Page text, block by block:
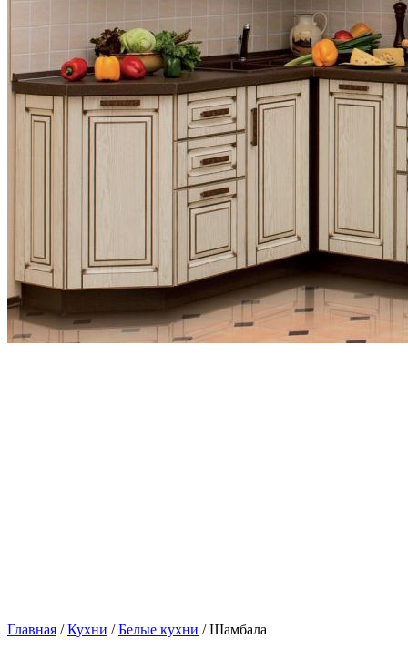
Главная /Кухни /Белые кухни / Шамбала